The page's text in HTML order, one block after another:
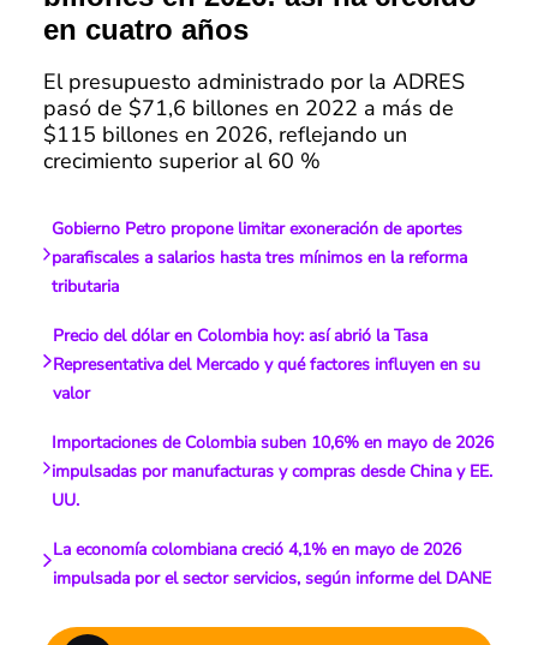
en cuatro años
El presupuesto administrado por la ADRES
pasó de $71,6 billones en 2022 a más de
$115 billones en 2026, reflejando un
crecimiento superior al 60 %
Gobierno Petro propone limitar exoneración de aportes
parafiscales a salarios hasta tres mínimos en la reforma
tributaria
Precio del dólar en Colombia hoy: así abrió la Tasa
Representativa del Mercado y qué factores influyen en su
valor
Importaciones de Colombia suben 10,6% en mayo de 2026
impulsadas por manufacturas y compras desde China y EE.
UU.
La economía colombiana creció 4,1% en mayo de 2026
impulsada por el sector servicios, según informe del DANE